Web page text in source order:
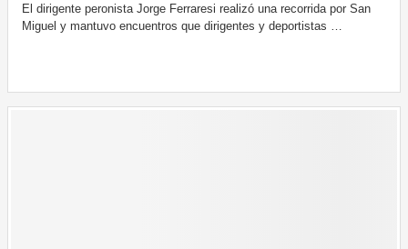
El dirigente peronista Jorge Ferraresi realizó una recorrida por San
Miguel y mantuvo encuentros que dirigentes y deportistas …